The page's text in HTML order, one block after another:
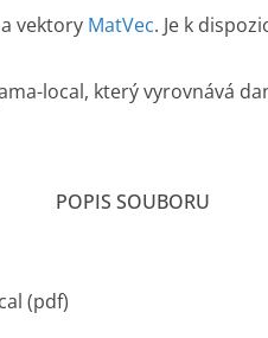
vektory MatVec. Je k
local, který vyrovnává
POPIS SOUBORU
(pdf)